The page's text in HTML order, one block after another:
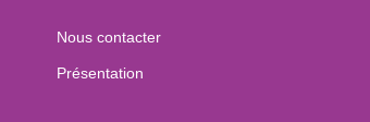
Nous contacter
Présentation